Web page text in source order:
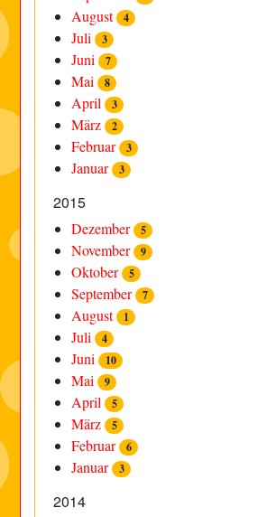
August 4
Juli 3
Juni 7
Mai 8
April 3
März 2
Februar 3
Januar 3
2015
Dezember 5
November 9
Oktober 5
September 7
August 1
Juli 4
Juni 10
Mai 9
April 5
März 5
Februar 6
Januar 3
2014